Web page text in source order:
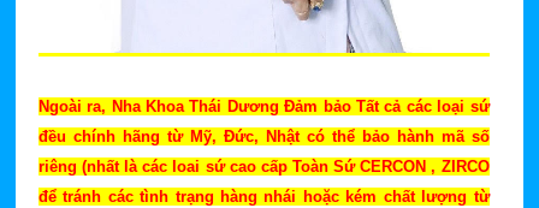
Ngoài ra, Nha Khoa Thái Dương Đảm bảo Tất cả các loại sứ
đều chính hãng từ Mỹ, Đức, Nhật có thể bảo hành mã số
riêng (nhất là các loai sứ cao cấp Toàn Sứ CERCON , ZIRCO
để tránh các tình trạng hàng nhái hoặc kém chất lượng từ